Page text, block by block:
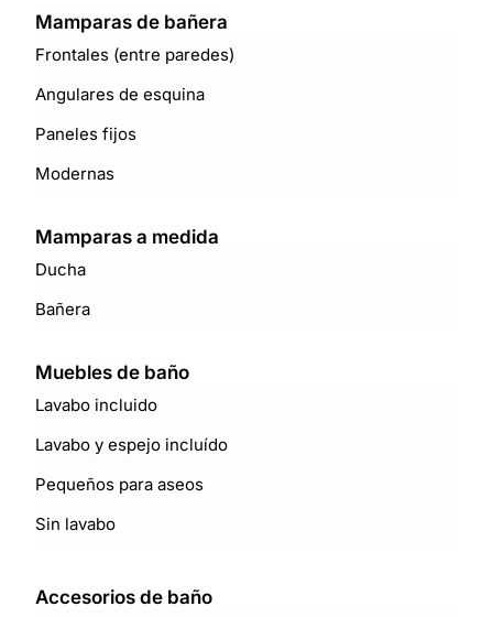
Mamparas de bañera
Frontales (entre paredes)
Angulares de esquina
Paneles fijos
Modernas
Mamparas a medida
Ducha
Bañera
Muebles de baño
Lavabo incluido
Lavabo y espejo incluído
Pequeños para aseos
Sin lavabo
Accesorios de baño